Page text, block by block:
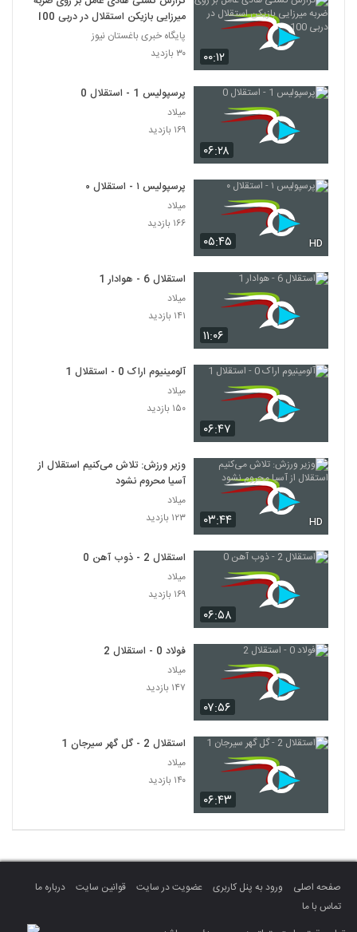
۰۰:۱۲
میرزایی بازیکن استقلال در دربی 100
پایگاه خبری باغستان نیوز
۳۰ بازدید
۰۶:۲۸
پرسپولیس 1 - استقلال 0
میلاد
۱۶۹ بازدید
۰۵:۴۵ HD
پرسپولیس ۱ - استقلال ۰
میلاد
۱۶۶ بازدید
۱۱:۰۶
استقلال 6 - هوادار 1
میلاد
۱۴۱ بازدید
۰۶:۴۷
آلومینیوم اراک 0 - استقلال 1
میلاد
۱۵۰ بازدید
۰۳:۴۴ HD
وزیر ورزش: تلاش می‌کنیم استقلال از
آسیا محروم نشود
میلاد
۱۲۳ بازدید
۰۶:۵۸
استقلال 2 - ذوب آهن 0
میلاد
۱۶۹ بازدید
۰۷:۵۶
فولاد 0 - استقلال 2
میلاد
۱۴۷ بازدید
۰۶:۴۳
استقلال 2 - گل گهر سیرجان 1
میلاد
۱۴۰ بازدید
صفحه اصلی ورود به پنل کاربری عضویت در سایت قوانین سایت
درباره ما
تماس با ما